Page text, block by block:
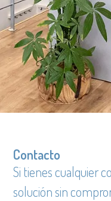
Contacto
Si tienes cualquier
solución sin